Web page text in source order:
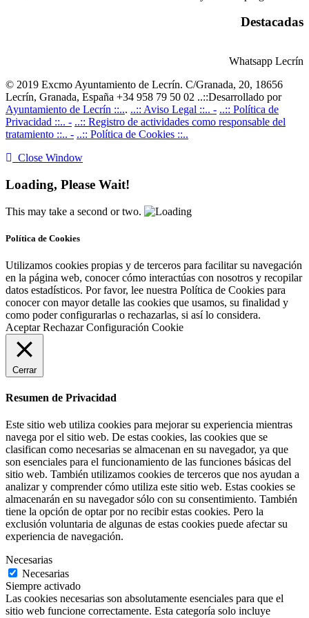
Destacadas
Whatsapp Lecrín
© 2019 Excmo Ayuntamiento de Lecrín. C/Granada, 20, 18656
Lecrín, Granada, España +34 958 79 50 02 ..::Desarrollado por
Ayuntamiento de Lecrín ::... ..:: Aviso Legal ::.. - ..:: Política de
Privacidad ::.. - ..:: Registro de actividades como responsable del
tratamiento ::.. - ..:: Política de Cookies ::..
Close Window
Loading, Please Wait!
This may take a second or two.
Política de Cookies
Utilizamos cookies propias y de terceros para facilitar su navegación
en la página web, conocer cómo interactúas con nosotros y recopilar
datos estadísticos. Por favor, lee nuestra Política de Cookies para
conocer con mayor detalle las cookies que usamos, su finalidad y
como poder configurarlas o rechazarlas, si así lo considera.
Aceptar Rechazar Configuración Cookie
Cerrar
Resumen de Privacidad
Este sitio web utiliza cookies para mejorar su experiencia mientras
navega por el sitio web. De estas cookies, las cookies que se
clasifican como necesarias se almacenan en su navegador, ya que
son esenciales para el funcionamiento de las funciones básicas del
sitio web. También utilizamos cookies de terceros que nos ayudan a
analizar y comprender cómo utiliza este sitio web. Estas cookies se
almacenarán en su navegador sólo con su consentimiento. También
tiene la opción de optar por no recibir estas cookies. Pero la
exclusión voluntaria de algunas de estas cookies puede afectar su
experiencia de navegación.
Necesarias
Necesarias
Siempre activado
Las cookies necesarias son absolutamente esenciales para que el
sitio web funcione correctamente. Esta categoría solo incluye